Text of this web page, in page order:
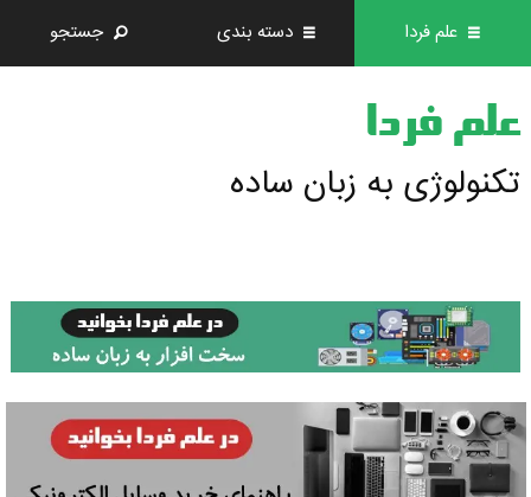
علم فردا دسته بندی جستجو
علم فردا
تکنولوژی به زبان ساده